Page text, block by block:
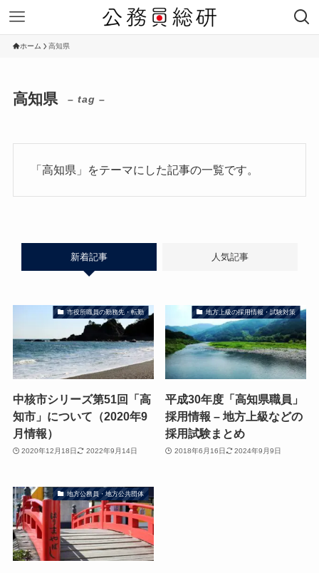
ホーム 高知県
高知県 – tag –
「高知県」をテーマにした記事の一覧です。
新着記事 人気記事
市役所職員の勤務先・転勤
中核市シリーズ第51回「高
知市」について（2020年9
月情報）
2020年12月18日 2022年9月14日
地方上級の採用情報・試験対策
平成30年度「高知県職員」
採用情報 – 地方上級などの
採用試験まとめ
2018年6月16日 2024年9月9日
地方公務員・地方公共団体